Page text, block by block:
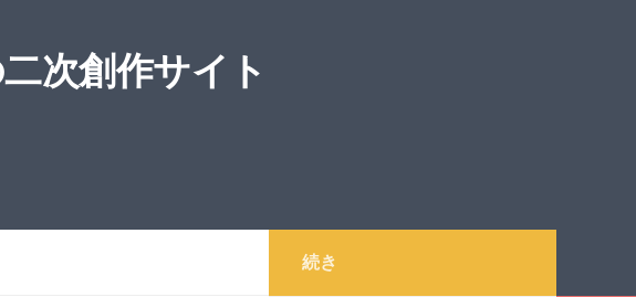
次創作サイト
続き